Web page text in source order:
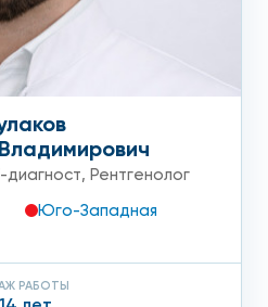
диагност, Рентгенолог
Юго-Западная
РАБОТЫ